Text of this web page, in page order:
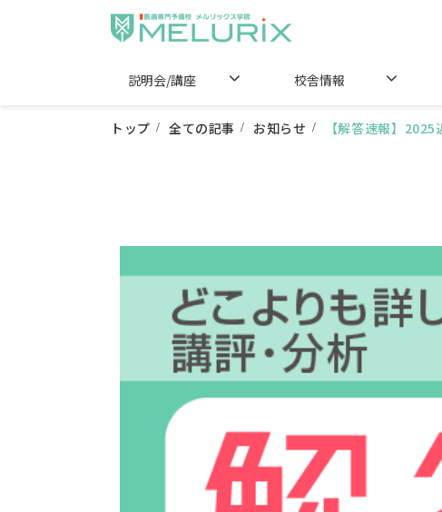
説明会/講座 校舎情報
トップ 全ての記事 お知らせ 【解答速報】